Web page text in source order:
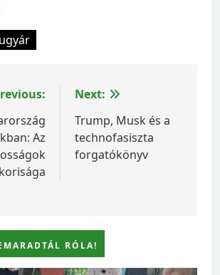
Az
Next:
Trump, Musk és a
technofasiszta
forgatókönyv
RÓLA!